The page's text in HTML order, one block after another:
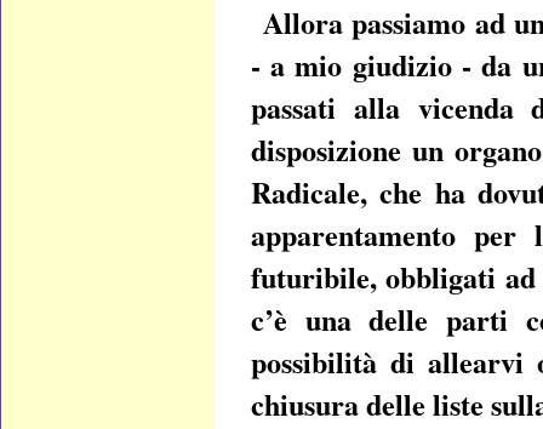
Allora passiamo ad
- a mio giudizio - da
passati alla
disposizione un
Radicale, che ha
apparentamento
futuribile, obbligati ad
c’è una delle parti
possibilità di allearvi
chiusura delle liste